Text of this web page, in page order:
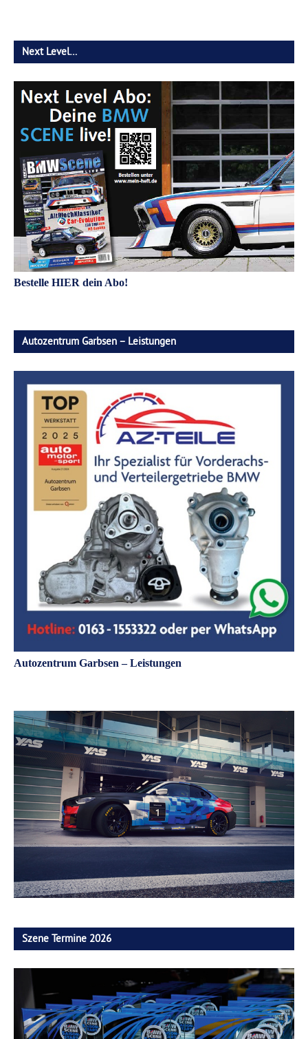
Next Level…
Bestelle HIER dein Abo!
Autozentrum Garbsen – Leistungen
Autozentrum Garbsen – Leistungen
Szene Termine 2026